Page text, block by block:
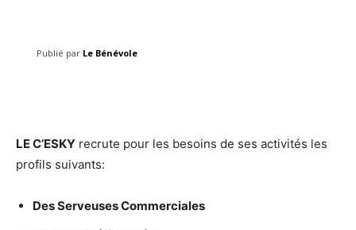
Publié par Le Bénévole
LE C’ESKY recrute pour les besoins de ses activités les
profils suivants:
Des Serveuses Commerciales